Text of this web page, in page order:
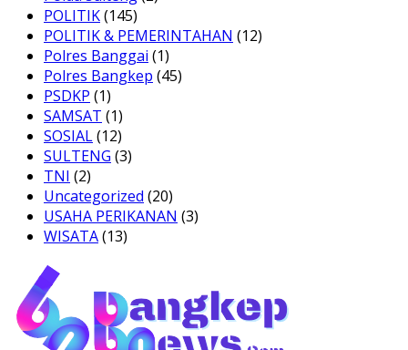
POLITIK(145)
POLITIK & PEMERINTAHAN (12)
Polres Banggai (1)
Polres Bangkep (45)
PSDKP (1)
SAMSAT (1)
SOSIAL(12)
SULTENG (3)
TNI (2)
Uncategorized (20)
USAHA PERIKANAN (3)
WISATA(13)